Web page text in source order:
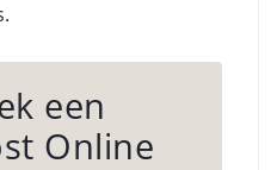
een
Online